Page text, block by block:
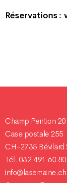
Réservations :
Champ Pention 20
Case postale 255
CH-2735 Bévilard
Tél. 032 491 60 80
info@lasemaine.ch